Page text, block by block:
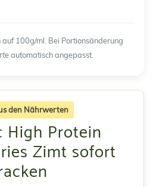
100g/ml. Bei Portionsänderung
automatisch angepasst.
den Nährwerten
High Protein
Zimt sofort